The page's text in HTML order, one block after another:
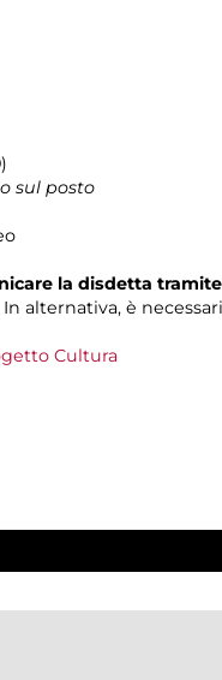
sul posto
la disdetta
In alternativa, è
Cultura